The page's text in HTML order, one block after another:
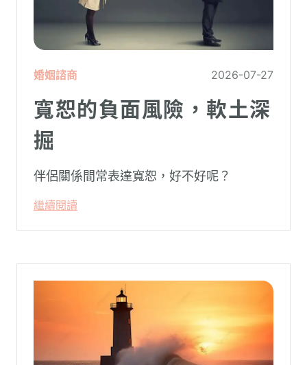
婚姻諮商 2026-07-27
寬恕的負面風險，軟土深
掘
伴侶關係間常表達寬恕，好不好呢？
繼續閱讀